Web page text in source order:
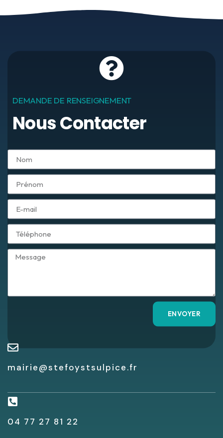
DEMANDE DE RENSEIGNEMENT
Nous Contacter
ENVOYER
mairie@stefoystsulpice.fr
04 77 27 81 22